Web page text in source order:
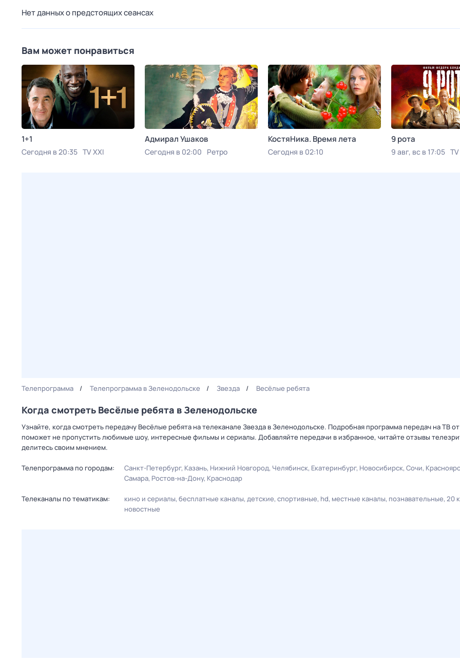
Нет данных о предстоящих сеансах
Вам может понравиться
1+1
Сегодня в 20:35 TV XXI
Адмирал Ушаков
Сегодня в 02:00 Ретро
КостяНика. Время лета
Сегодня в 02:10
9 рота
9 авг, вс в 17:05
Телепрограмма Телепрограмма в Зеленодольске Звезда Весёлые ребята
Когда смотреть Весёлые ребята в Зеленодольске
Узнайте, когда смотреть передачу Весёлые ребята на телеканале Звезда в Зеленодольске. Подробная программа передач на ТВ
поможет не пропустить любимые шоу, интересные фильмы и сериалы. Добавляйте передачи в избранное, читайте отзывы
делитесь своим мнением.
Телепрограмма по городам: Санкт-Петербург Казань Нижний Новгород Челябинск Екатеринбург Новосибирск Сочи
Самара Ростов-на-Дону Краснодар
Телеканалы по тематикам: кино и сериалы бесплатные каналы детские спортивные hd местные каналы познавательные 20
новостные